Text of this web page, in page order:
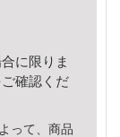
に限りま
ご確認くだ
って、商品